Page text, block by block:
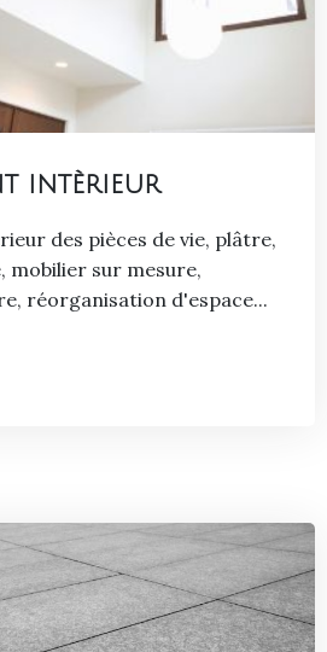
intèrieur
des pièces de vie, plâtre,
mobilier sur mesure,
réorganisation d'espace...